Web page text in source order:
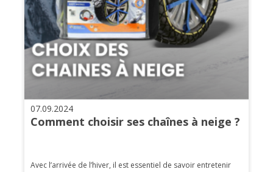
07.09.2024
Comment choisir ses chaînes à neige ?
Avec l’arrivée de l’hiver, il est essentiel de savoir entretenir